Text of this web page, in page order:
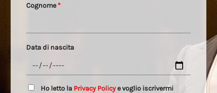
Cognome*
Data di nascita
Ho letto la Privacy Policye voglio iscrivermi